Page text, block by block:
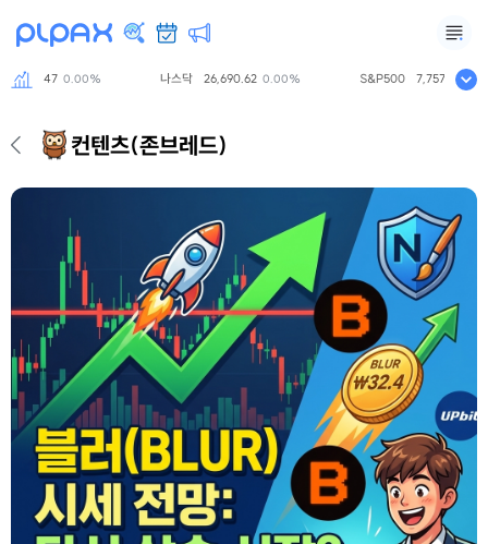
0.00% 26,690.62 0.00% S&P500 7,757.64 0.00%
컨텐츠(존브레드)